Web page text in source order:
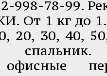
998-78-99.
От 1 кг до
20, 30, 40,